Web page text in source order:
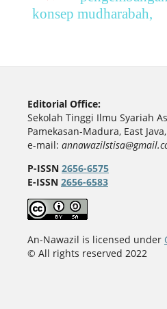
konsep mudharabah,
Editorial Office:
Sekolah Tinggi Ilmu Syariah
Pamekasan-Madura, East
e-mail:
P-ISSN 2656-6575
E-ISSN 2656-6583
An-Nawazil is licensed under
© All rights reserved 2022